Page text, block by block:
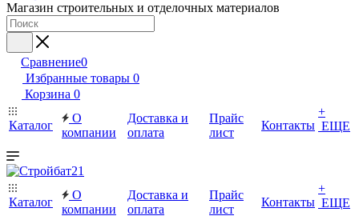
Магазин строительных и отделочных материалов
Сравнение0
Избранные товары 0
Корзина 0
Каталог
О
компании
Доставка и
оплата
Прайс
лист
Контакты
+
ЕЩЕ
Каталог
О
компании
Доставка и
оплата
Прайс
лист
Контакты
+
ЕЩЕ